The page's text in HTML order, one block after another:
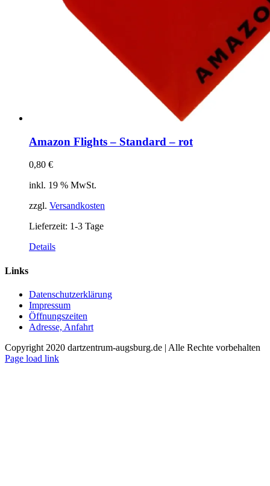
Amazon Flights – Standard – rot
0,80 €
inkl. 19 % MwSt.
zzgl. Versandkosten
Lieferzeit: 1-3 Tage
Details
Links
Datenschutzerklärung
Impressum
Öffnungszeiten
Adresse, Anfahrt
Copyright 2020 dartzentrum-augsburg.de | Alle Rechte vorbehalten
Facebook
Instagram
YouTube
Page load link